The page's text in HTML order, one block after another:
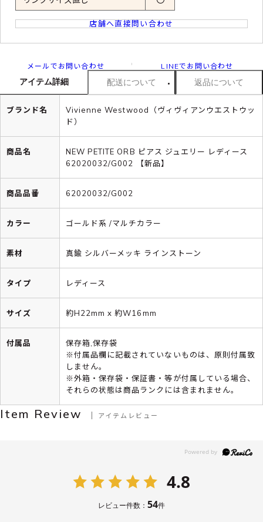
店舗へ直接問い合わせ
メールでお問い合わせ LINEでお問い合わせ
アイテム詳細 配送について 返品について
ブランド名
Vivienne Westwood（ヴィヴィアンウエストウッ
ド）
商品名
NEW PETITE ORB ピアス ジュエリー レディース
62020032/G002 【新品】
商品品番 62020032/G002
カラー ゴールド系 /マルチカラー
素材 真鍮 シルバーメッキ ラインストーン
タイプ レディース
サイズ 約H22mm x 約W16mm
付属品
保存箱,保存袋
※付属品欄に記載されていないものは、原則付属致
しません。
※外箱・保存袋・保証書・等が付属している場合、
それらの状態は商品ランクには含まれません。
Item Review アイテムレビュー
4.8
レビュー件数： 54件